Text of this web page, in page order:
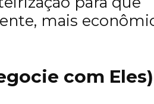
mais
com Eles)